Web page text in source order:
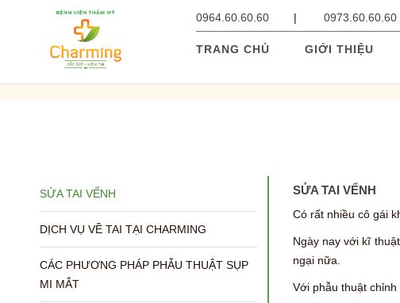
0964.60.60.60 0973.60.60.60
TRANG CHỦ GIỚI THIỆU
SỬA TAI VỂNH
DỊCH VỤ VỀ TAI TẠI CHARMING
CÁC PHƯƠNG PHÁP PHẪU THUẬT SỤP
MI MẮT
SỬA TAI VỂNH
Có rất nhiều cô gái
Ngày nay với kĩ
ngại nữa.
Với phẫu thuật